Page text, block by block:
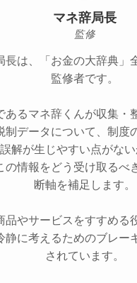
マネ辞局長
監修
長は、「お金の大辞典」
監修者です。
あるマネ辞くんが収集・
制データについて、制度
解が生じやすい点がな
の情報をどう受け取るべ
断軸を補足します。
品やサービスをすすめる
静に考えるためのブレー
されています。